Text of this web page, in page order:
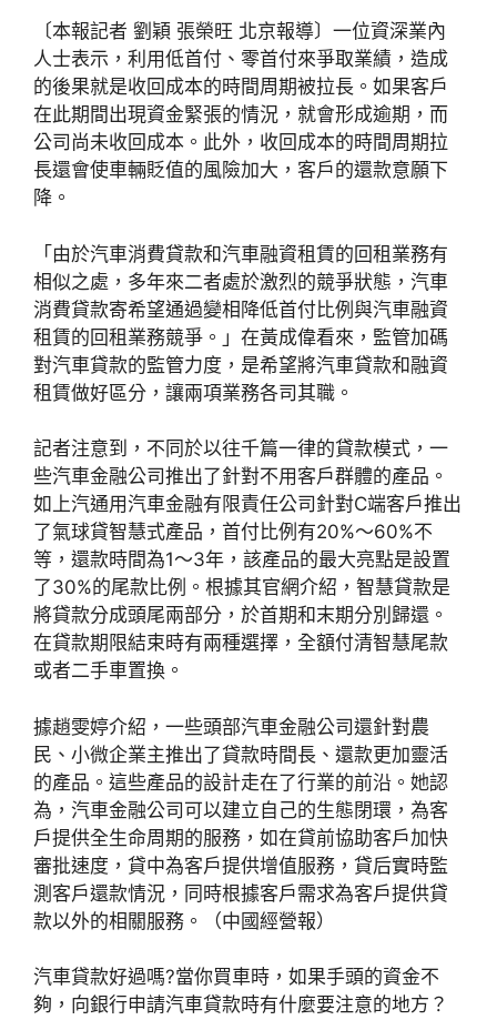
〔本報記者 劉穎 張榮旺 北京報導〕一位資深業內
人士表示，利用低首付、零首付來爭取業績，造成
的後果就是收回成本的時間周期被拉長。如果客戶
在此期間出現資金緊張的情況，就會形成逾期，而
公司尚未收回成本。此外，收回成本的時間周期拉
長還會使車輛貶值的風險加大，客戶的還款意願下
降。
「由於汽車消費貸款和汽車融資租賃的回租業務有
相似之處，多年來二者處於激烈的競爭狀態，汽車
消費貸款寄希望通過變相降低首付比例與汽車融資
租賃的回租業務競爭。」在黃成偉看來，監管加碼
對汽車貸款的監管力度，是希望將汽車貸款和融資
租賃做好區分，讓兩項業務各司其職。
記者注意到，不同於以往千篇一律的貸款模式，一
些汽車金融公司推出了針對不用客戶群體的產品。
如上汽通用汽車金融有限責任公司針對C端客戶推出
了氣球貸智慧式產品，首付比例有20%～60%不
等，還款時間為1～3年，該產品的最大亮點是設置
了30%的尾款比例。根據其官網介紹，智慧貸款是
將貸款分成頭尾兩部分，於首期和末期分別歸還。
在貸款期限結束時有兩種選擇，全額付清智慧尾款
或者二手車置換。
據趙雯婷介紹，一些頭部汽車金融公司還針對農
民、小微企業主推出了貸款時間長、還款更加靈活
的產品。這些產品的設計走在了行業的前沿。她認
為，汽車金融公司可以建立自己的生態閉環，為客
戶提供全生命周期的服務，如在貸前協助客戶加快
審批速度，貸中為客戶提供增值服務，貸后實時監
測客戶還款情況，同時根據客戶需求為客戶提供貸
款以外的相關服務。（中國經營報）
汽車貸款好過嗎?當你買車時，如果手頭的資金不
夠，向銀行申請汽車貸款時有什麼要注意的地方？